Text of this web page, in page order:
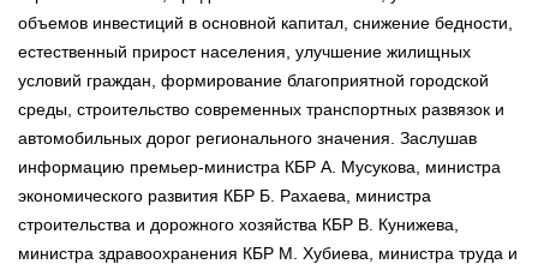
объемов инвестиций в основной капитал, снижение бедности,
естественный прирост населения, улучшение жилищных
условий граждан, формирование благоприятной городской
среды, строительство современных транспортных развязок и
автомобильных дорог регионального значения. Заслушав
информацию премьер-министра КБР А. Мусукова, министра
экономического развития КБР Б. Рахаева, министра
строительства и дорожного хозяйства КБР В. Кунижева,
министра здравоохранения КБР М. Хубиева, министра труда и